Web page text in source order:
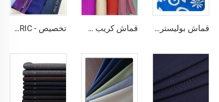
قماش بوليستر كريب مصبوغ باللون الصلب ومطبوع عليه، وزنه 150 جرام لكل متر مربع، مخصص للنساء من CEY قماش كريب سي إيه جودة هوائية جيدة لصناعة الملابس النسائية في دبي البوليستر 100% تخصيص - SHINNING LANA OBAMA VISCOSE POLYESTER SUITING SUPPER VISCOSE FABRIC